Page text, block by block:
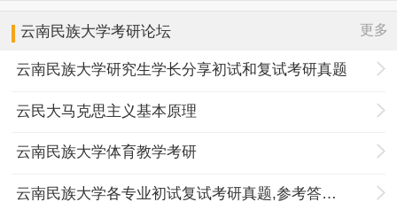
云南民族大学考研论坛 更多
云南民族大学研究生学长分享初试和复试考研真题
云民大马克思主义基本原理
云南民族大学体育教学考研
云南民族大学各专业初试复试考研真题,参考答案,重点范围